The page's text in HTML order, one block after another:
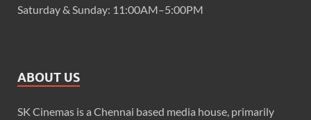
Saturday & Sunday: 11:00AM–5:00PM
ABOUT US
SK Cinemas is a Chennai based media house, primarily